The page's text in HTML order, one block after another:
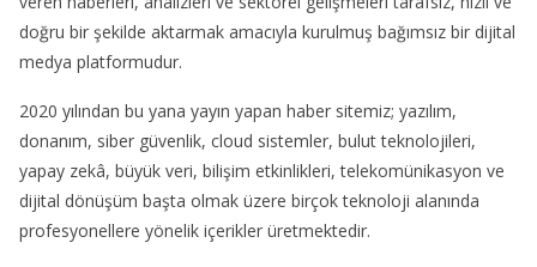
doğru bir şekilde aktarmak amacıyla kurulmuş bağımsız bir dijital
medya platformudur.
2020 yılından bu yana yayın yapan haber sitemiz; yazılım,
donanım, siber güvenlik, cloud sistemler, bulut teknolojileri,
yapay zekâ, büyük veri, bilişim etkinlikleri, telekomünikasyon ve
dijital dönüşüm başta olmak üzere birçok teknoloji alanında
profesyonellere yönelik içerikler üretmektedir.